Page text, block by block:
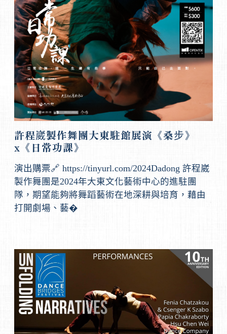
許程崴製作舞團大東駐館展演《桑步》
x《日常功課》
演出購票🔗 https://tinyurl.com/2024Dadong 許程崴
製作舞團是2024年大東文化藝術中心的進駐團
隊，期望能夠將舞蹈藝術在地深耕與培育，藉由
打開劇場、藝�